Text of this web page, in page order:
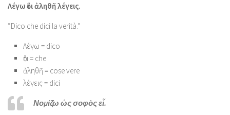
Λέγω ὅτι ἀληθῆ λέγεις.
“Dico che dici la verità.”
Λέγω = dico
ὅτι = che
ἀληθῆ = cose vere
λέγεις = dici
Νομίζω ὡς σοφὸς εἶ.